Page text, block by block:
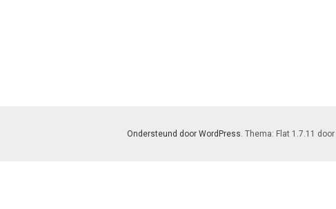
Ondersteund door WordPress. Thema: Flat 1.7.11 door